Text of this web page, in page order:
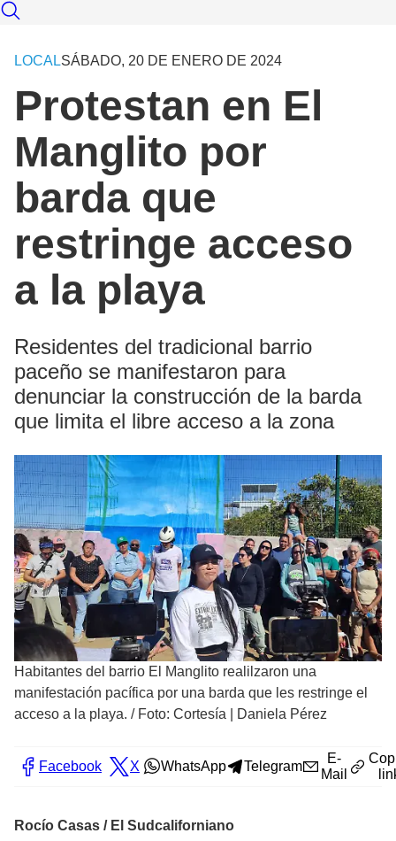
LOCALSÁBADO, 20 DE ENERO DE 2024
Protestan en El
Manglito por
barda que
restringe acceso
a la playa
Residentes del tradicional barrio
paceño se manifestaron para
denunciar la construcción de la barda
que limita el libre acceso a la zona
Habitantes del barrio El Manglito realilzaron una
manifestación pacífica por una barda que les restringe el
acceso a la playa. / Foto: Cortesía | Daniela Pérez
Facebook X WhatsApp Telegram
E-
Mail
Rocío Casas / El Sudcaliforniano